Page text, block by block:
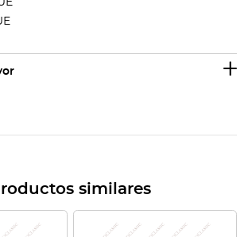
similares